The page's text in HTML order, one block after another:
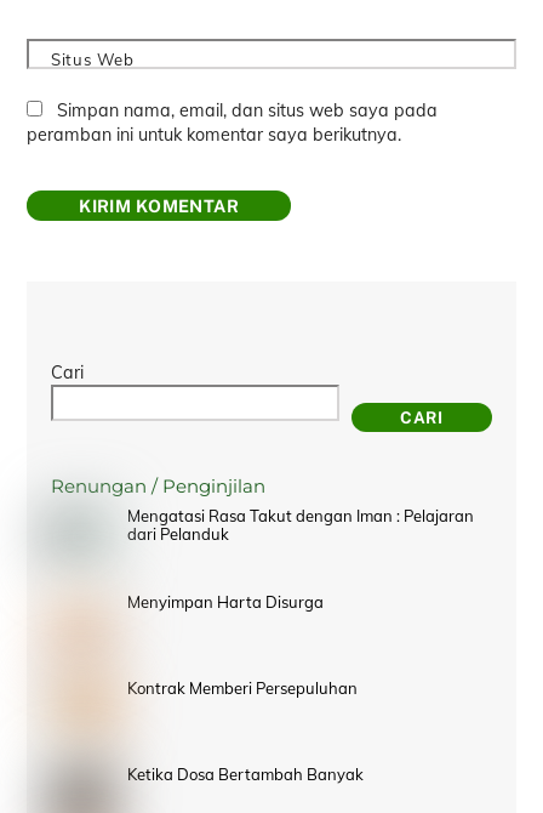
Situs Web
Simpan nama, email, dan situs web saya pada
peramban ini untuk komentar saya berikutnya.
Cari
CARI
Renungan / Penginjilan
Mengatasi Rasa Takut dengan Iman : Pelajaran
dari Pelanduk
Menyimpan Harta Disurga
Kontrak Memberi Persepuluhan
Ketika Dosa Bertambah Banyak